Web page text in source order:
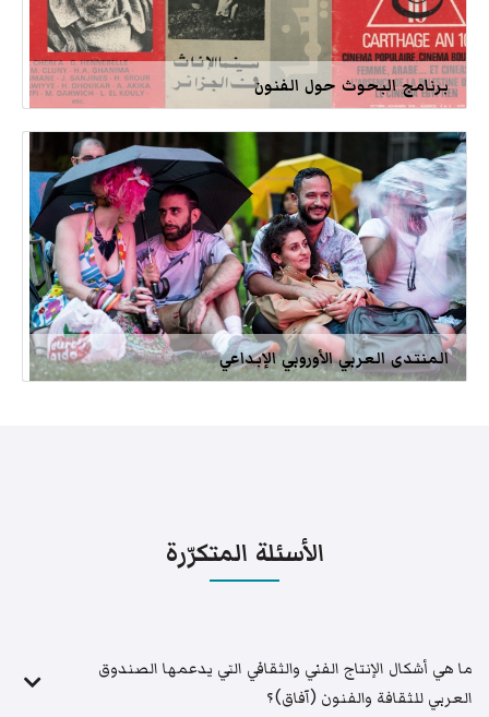
برنامج البحوث حول الفنون
المنتدى العربي الأوروبي الإبداعي
الأسئلة المتكرّرة
ما هي أشكال الإنتاج الفني والثقافي التي يدعمها الصندوق
العربي للثقافة والفنون (آفاق)؟